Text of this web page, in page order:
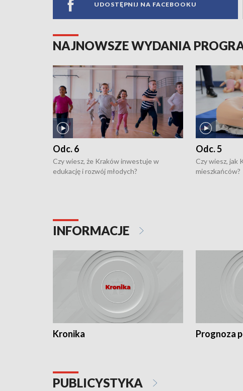
UDOSTĘPNIJ NA FACEBOOKU
NAJNOWSZE WYDANIA
Odc. 6
Czy wiesz, że Kraków inwestuje w
edukację i rozwój młodych?
Odc. 5
Czy wiesz, jak
mieszkańców?
INFORMACJE
Kronika Prognoza
PUBLICYSTYKA